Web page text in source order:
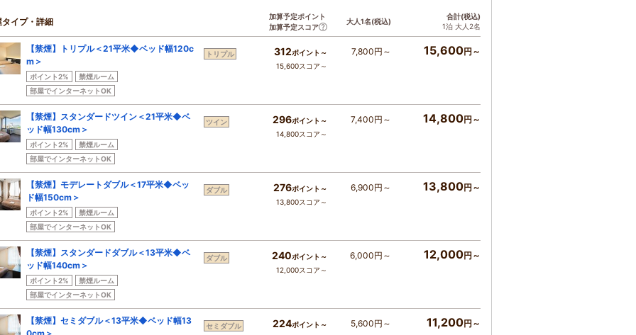
タイプ・詳細
加算予定ポイント
加算予定スコア
大人1名(税込)
合計(税込)
1泊 大人2名
【禁煙】トリプル＜21平米◆ベッド幅120c
m＞
ポイント2%
禁煙ルーム
部屋でインターネットOK
トリプル 312ポイント～
15,600スコア～
7,800円～ 15,600円～
【禁煙】スタンダードツイン＜21平米◆ベ
ッド幅130cm＞
ポイント2%
禁煙ルーム
部屋でインターネットOK
ツイン 296ポイント～
14,800スコア～
7,400円～ 14,800円～
【禁煙】モデレートダブル＜17平米◆ベッ
ド幅150cm＞
ポイント2%
禁煙ルーム
部屋でインターネットOK
ダブル 276ポイント～
13,800スコア～
6,900円～ 13,800円～
【禁煙】スタンダードダブル＜13平米◆ベ
ッド幅140cm＞
ポイント2%
禁煙ルーム
部屋でインターネットOK
ダブル 240ポイント～
12,000スコア～
6,000円～ 12,000円～
【禁煙】セミダブル＜13平米◆ベッド幅13
セミダブル 224ポイント～
5,600円～ 11,200円～